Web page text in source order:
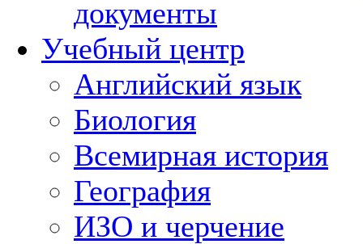
документы
Учебный центр
Английский язык
Биология
Всемирная история
География
ИЗО и черчение